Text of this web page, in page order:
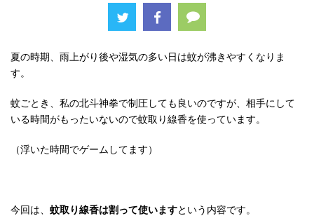
夏の時期、雨上がり後や湿気の多い日は蚊が沸きやすくなりま
す。
蚊ごとき、私の北斗神拳で制圧しても良いのですが、相手にして
いる時間がもったいないので蚊取り線香を使っています。
（浮いた時間でゲームしてます）
今回は、 蚊取り線香は割って使いますという内容です。